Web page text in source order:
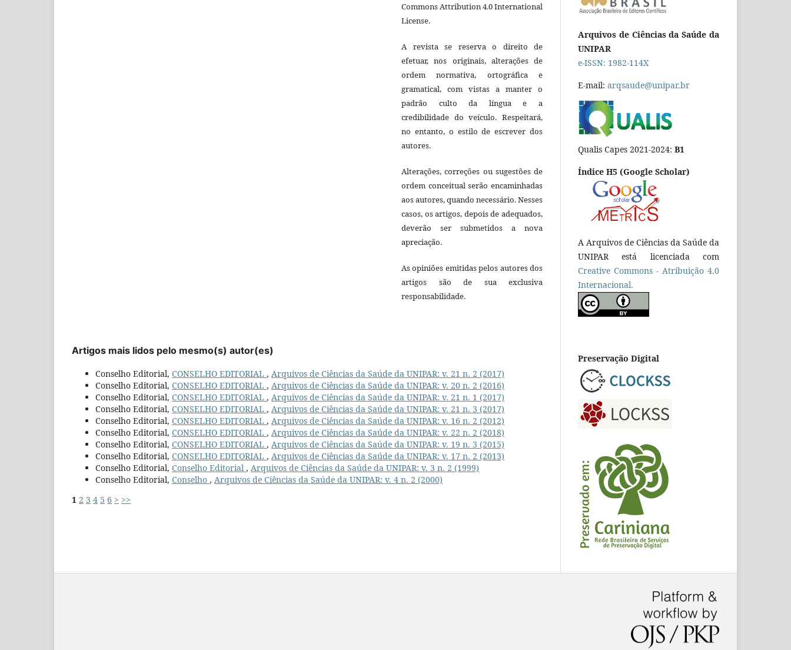
Commons Attribution 4.0 International
License.
A revista se reserva o direito de
efetuar, nos originais, alterações de
ordem normativa, ortográfica e
gramatical, com vistas a manter o
padrão culto da língua e a
credibilidade do veículo. Respeitará,
no entanto, o estilo de escrever dos
autores.
Alterações, correções ou sugestões de
ordem conceitual serão encaminhadas
aos autores, quando necessário. Nesses
casos, os artigos, depois de adequados,
deverão ser submetidos a nova
apreciação.
As opiniões emitidas pelos autores dos
artigos são de sua exclusiva
responsabilidade.
Artigos mais lidos pelo mesmo(s) autor(es)
Conselho Editorial, CONSELHO EDITORIAL , Arquivos de Ciências da Saúde da UNIPAR: v. 21 n. 2 (2017)
Conselho Editorial, CONSELHO EDITORIAL , Arquivos de Ciências da Saúde da UNIPAR: v. 20 n. 2 (2016)
Conselho Editorial, CONSELHO EDITORIAL , Arquivos de Ciências da Saúde da UNIPAR: v. 21 n. 1 (2017)
Conselho Editorial, CONSELHO EDITORIAL , Arquivos de Ciências da Saúde da UNIPAR: v. 21 n. 3 (2017)
Conselho Editorial, CONSELHO EDITORIAL , Arquivos de Ciências da Saúde da UNIPAR: v. 16 n. 2 (2012)
Conselho Editorial, CONSELHO EDITORIAL , Arquivos de Ciências da Saúde da UNIPAR: v. 22 n. 2 (2018)
Conselho Editorial, CONSELHO EDITORIAL , Arquivos de Ciências da Saúde da UNIPAR: v. 19 n. 3 (2015)
Conselho Editorial, CONSELHO EDITORIAL , Arquivos de Ciências da Saúde da UNIPAR: v. 17 n. 2 (2013)
Conselho Editorial, Conselho Editorial , Arquivos de Ciências da Saúde da UNIPAR: v. 3 n. 2 (1999)
Conselho Editorial, Conselho , Arquivos de Ciências da Saúde da UNIPAR: v. 4 n. 2 (2000)
1 2 3 4 5 6 > >>
Arquivos de Ciências da Saúde da
UNIPAR
e-ISSN: 1982-114X
E-mail: arqsaude@unipar.br
Qualis Capes 2021-2024: B1
Índice H5 (Google Scholar)
A Arquivos de Ciências da Saúde da
UNIPAR está licenciada com
Creative Commons - Atribuição 4.0
Internacional.
Preservação Digital